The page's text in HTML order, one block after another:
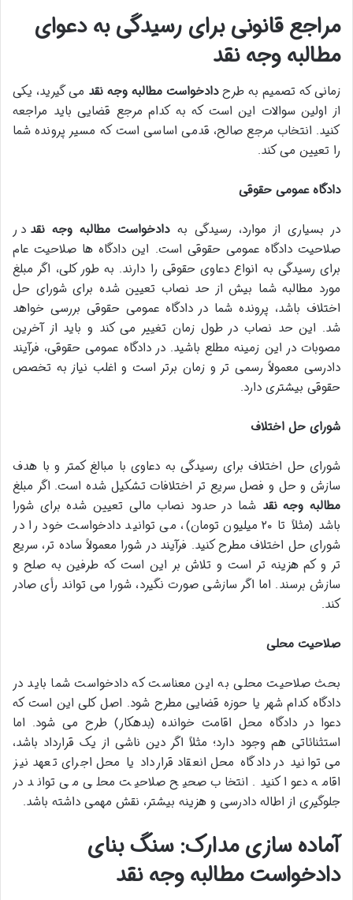
مراجع قانونی برای رسیدگی به دعوای
مطالبه وجه نقد
زمانی که تصمیم به طرحدادخواست مطالبه وجه نقد می گیرید، یکی
از اولین سوالات این است که به کدام مرجع قضایی باید مراجعه
کنید. انتخاب مرجع صالح، قدمی اساسی است که مسیر پرونده شما
را تعیین می کند.
دادگاه عمومی حقوقی
در بسیاری از موارد، رسیدگی بهدادخواست مطالبه وجه نقد در
صلاحیت دادگاه عمومی حقوقی است. این دادگاه ها صلاحیت عام
برای رسیدگی به انواع دعاوی حقوقی را دارند. به طور کلی، اگر مبلغ
مورد مطالبه شما بیش از حد نصاب تعیین شده برای شورای حل
اختلاف باشد، پرونده شما در دادگاه عمومی حقوقی بررسی خواهد
شد. این حد نصاب در طول زمان تغییر می کند و باید از آخرین
مصوبات در این زمینه مطلع باشید. در دادگاه عمومی حقوقی، فرآیند
دادرسی معمولاً رسمی تر و زمان برتر است و اغلب نیاز به تخصص
حقوقی بیشتری دارد.
شورای حل اختلاف
شورای حل اختلاف برای رسیدگی به دعاوی با مبالغ کمتر و با هدف
سازش و حل و فصل سریع تر اختلافات تشکیل شده است. اگر مبلغ
مطالبه وجه نقد شما در حدود نصاب مالی تعیین شده برای شورا
باشد (مثلاً تا ۲۰ میلیون تومان)، می توانید دادخواست خود را در
شورای حل اختلاف مطرح کنید. فرآیند در شورا معمولاً ساده تر، سریع
تر و کم هزینه تر است و تلاش بر این است که طرفین به صلح و
سازش برسند. اما اگر سازشی صورت نگیرد، شورا می تواند رأی صادر
کند.
صلاحیت محلی
بحث صلاحیت محلی به این معناست که دادخواست شما باید در
دادگاه کدام شهر یا حوزه قضایی مطرح شود. اصل کلی این است که
دعوا در دادگاه محل اقامت خوانده (بدهکار) طرح می شود. اما
استثنائاتی هم وجود دارد؛ مثلاً اگر دین ناشی از یک قرارداد باشد،
می توانید در دادگاه محل انعقاد قرارداد یا محل اجرای تعهد نیز
اقامه دعوا کنید. انتخاب صحیح صلاحیت محلی می تواند در
جلوگیری از اطاله دادرسی و هزینه بیشتر، نقش مهمی داشته باشد.
آماده سازی مدارک: سنگ بنای
دادخواست مطالبه وجه نقد